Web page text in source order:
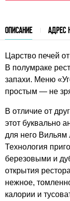
ОПИСАНИЕ АДРЕС
Царство печей
В полумраке
запахи. Меню
простым — не
В отличие от
этот буквально
для него Вильям
Технология
березовыми и
открытия
нежное,
калории и